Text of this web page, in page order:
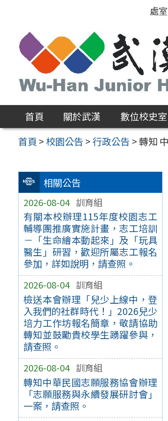
區
處
首頁 關於武漢 數位校史室
首頁 >校園公告 >行政公告 >轉知
相關公告
2026-08-04 訓育組
有關本校辦理115年度校園志工
輔導團推廣實施計畫，志工培訓
－「生命繪本動起來」及「玩具
醫生」研習，歡迎所屬志工報名
參加，詳如說明，請查照。
2026-08-04 訓育組
檢送本會辦理「兒少上線中，登
入我們的社群時代！」2026兒少
培力工作坊報名簡章，敬請協助
轉知並鼓勵貴校學生踴躍參與，
請查照。
2026-08-04 訓育組
轉知中華民國志願服務協會辦理
「志願服務與永續發展研討會」
一案，請查照。